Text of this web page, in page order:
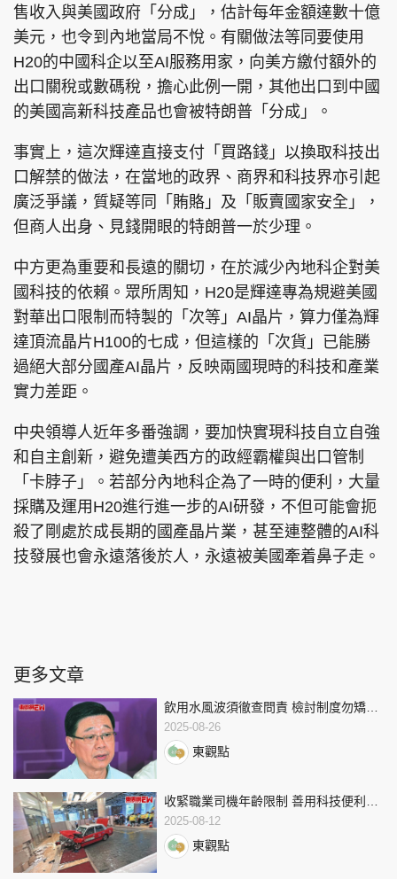
售收入與美國政府「分成」，估計每年金額達數十億
美元，也令到內地當局不悅。有關做法等同要使用
H20的中國科企以至AI服務用家，向美方繳付額外的
出口關稅或數碼稅，擔心此例一開，其他出口到中國
的美國高新科技產品也會被特朗普「分成」。
事實上，這次輝達直接支付「買路錢」以換取科技出
口解禁的做法，在當地的政界、商界和科技界亦引起
廣泛爭議，質疑等同「賄賂」及「販賣國家安全」，
但商人出身、見錢開眼的特朗普一於少理。
中方更為重要和長遠的關切，在於減少內地科企對美
國科技的依賴。眾所周知，H20是輝達專為規避美國
對華出口限制而特製的「次等」AI晶片，算力僅為輝
達頂流晶片H100的七成，但這樣的「次貨」已能勝
過絕大部分國產AI晶片，反映兩國現時的科技和產業
實力差距。
中央領導人近年多番強調，要加快實現科技自立自強
和自主創新，避免遭美西方的政經霸權與出口管制
「卡脖子」。若部分內地科企為了一時的便利，大量
採購及運用H20進行進一步的AI研發，不但可能會扼
殺了剛處於成長期的國產晶片業，甚至連整體的AI科
技發展也會永遠落後於人，永遠被美國牽着鼻子走。
更多文章
飲用水風波須徹查問責 檢討制度勿矯枉
過正
2025-08-26
東觀點
收緊職業司機年齡限制 善用科技便利長
者自駕
2025-08-12
東觀點